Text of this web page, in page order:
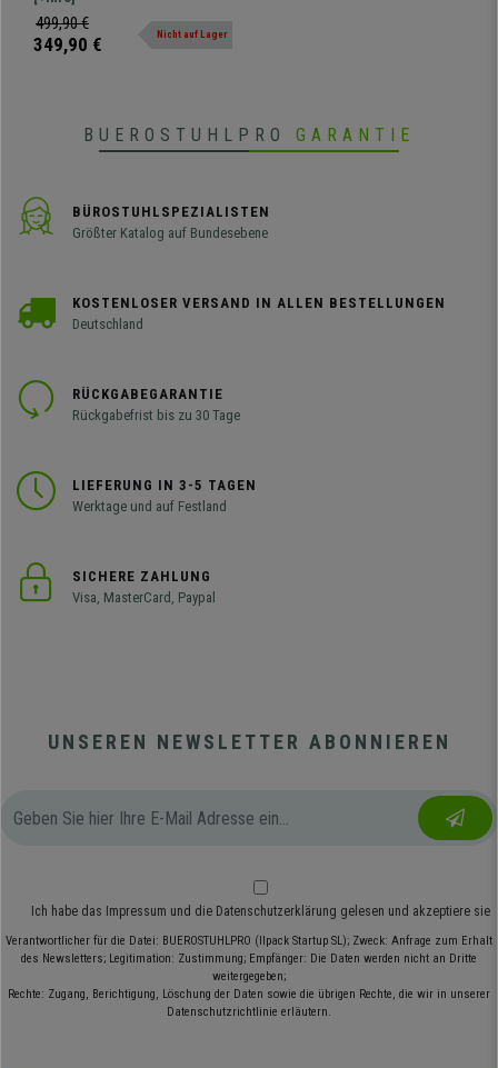
Polsterung, Farbe Orange
Spitzenpreis. In verschiedenen
Farben und Endfertigungen
499,90 €
349,90 € Nicht auf Lager
BUEROSTUHLPRO GARANTIE
BÜROSTUHLSPEZIALISTEN
Größter Katalog auf Bundesebene
KOSTENLOSER VERSAND IN ALLEN BESTELLUNGEN
Deutschland
RÜCKGABEGARANTIE
Rückgabefrist bis zu 30 Tage
LIEFERUNG IN 3-5 TAGEN
Werktage und auf Festland
SICHERE ZAHLUNG
Visa, MasterCard, Paypal
UNSEREN NEWSLETTER ABONNIEREN
Ich habe das Impressum und die Datenschutzerklärung gelesen und akzeptiere sie
Verantwortlicher für die Datei: BUEROSTUHLPRO (Ilpack Startup SL); Zweck: Anfrage zum Erhalt
des Newsletters; Legitimation: Zustimmung; Empfänger: Die Daten werden nicht an Dritte
weitergegeben;
Rechte: Zugang, Berichtigung, Löschung der Daten sowie die übrigen Rechte, die wir in unserer
Datenschutzrichtlinie erläutern.